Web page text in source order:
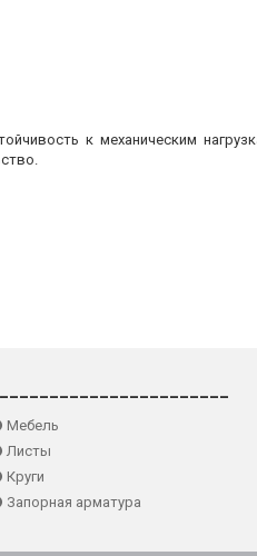
к механическим
Мебель
Листы
Круги
Запорная арматура